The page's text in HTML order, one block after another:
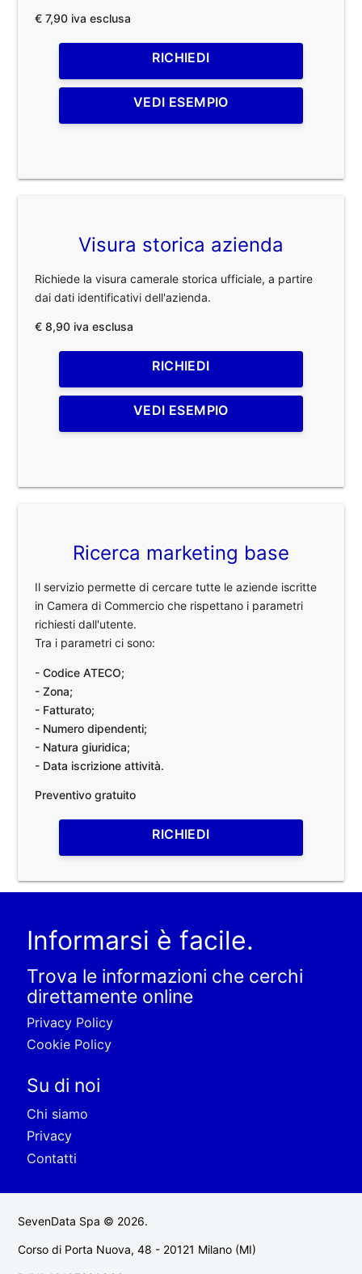
€ 7,90 iva esclusa
RICHIEDI
VEDI ESEMPIO
Visura storica azienda
Richiede la visura camerale storica ufficiale, a partire
dai dati identificativi dell'azienda.
€ 8,90 iva esclusa
RICHIEDI
VEDI ESEMPIO
Ricerca marketing base
Il servizio permette di cercare tutte le aziende iscritte
in Camera di Commercio che rispettano i parametri
richiesti dall'utente.
Tra i parametri ci sono:
- Codice ATECO;
- Zona;
- Fatturato;
- Numero dipendenti;
- Natura giuridica;
- Data iscrizione attività.
Preventivo gratuito
RICHIEDI
Informarsi è facile.
Trova le informazioni che cerchi
direttamente online
Privacy Policy
Cookie Policy
Su di noi
Chi siamo
Privacy
Contatti
SevenData Spa © 2026.
Corso di Porta Nuova, 48 - 20121 Milano (MI)